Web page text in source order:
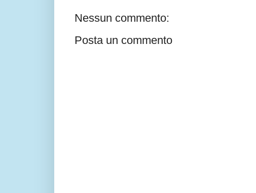
Nessun commento:
Posta un commento